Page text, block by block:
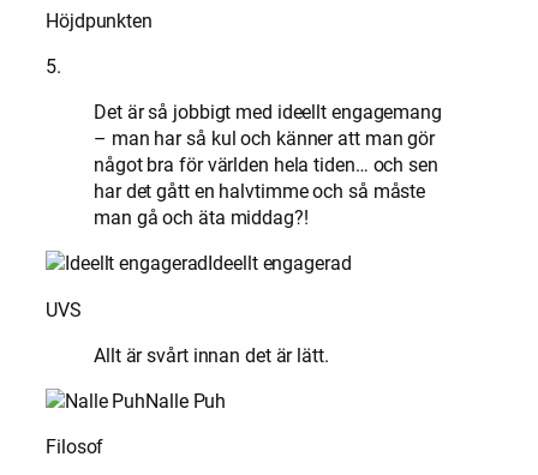
Höjdpunkten
5.
Det är så jobbigt med ideellt engagemang
– man har så kul och känner att man gör
något bra för världen hela tiden… och sen
har det gått en halvtimme och så måste
man gå och äta middag?!
Ideellt engagerad
UVS
Allt är svårt innan det är lätt.
Nalle Puh
Filosof